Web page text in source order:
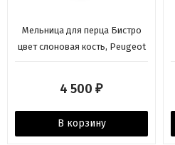
Мельница для перца Бистро
цвет слоновая кость, Peugeot
4 500 ₽
В корзину